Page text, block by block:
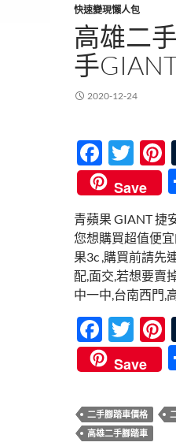
快速變現懶人包
高雄二
手
2020-12-24
F
ac
e
b
o
o
k
T
w
itt
er
t
Save
青蘋果 GIANT 捷
您想購買超值便
果3c ,購買前請先
配,面交,若想要賣
中一中,台南西門,
F
ac
e
b
o
T
w
itt
er
t
Save
二手腳踏車價格
高雄二手腳踏車